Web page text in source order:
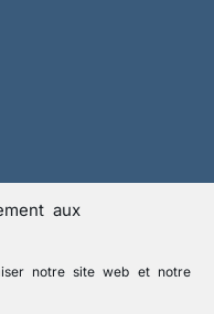
aux
notre site web et notre